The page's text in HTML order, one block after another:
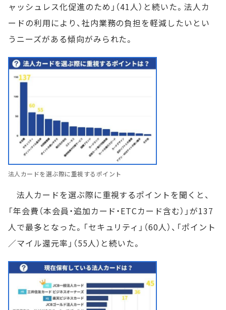
ャッシュレス化促進のため」（41人）と続いた。法人カ
ードの利用により、社内業務の負担を軽減したいとい
うニーズがある傾向がみられた。
法人カードを選ぶ際に重視するポイント
法人カードを選ぶ際に重視するポイントを聞くと、
「年会費（本会員・追加カード・ETCカード含む）」が137
人で最多となった。「セキュリティ」（60人）、「ポイント
／マイル還元率」（55人）と続いた。